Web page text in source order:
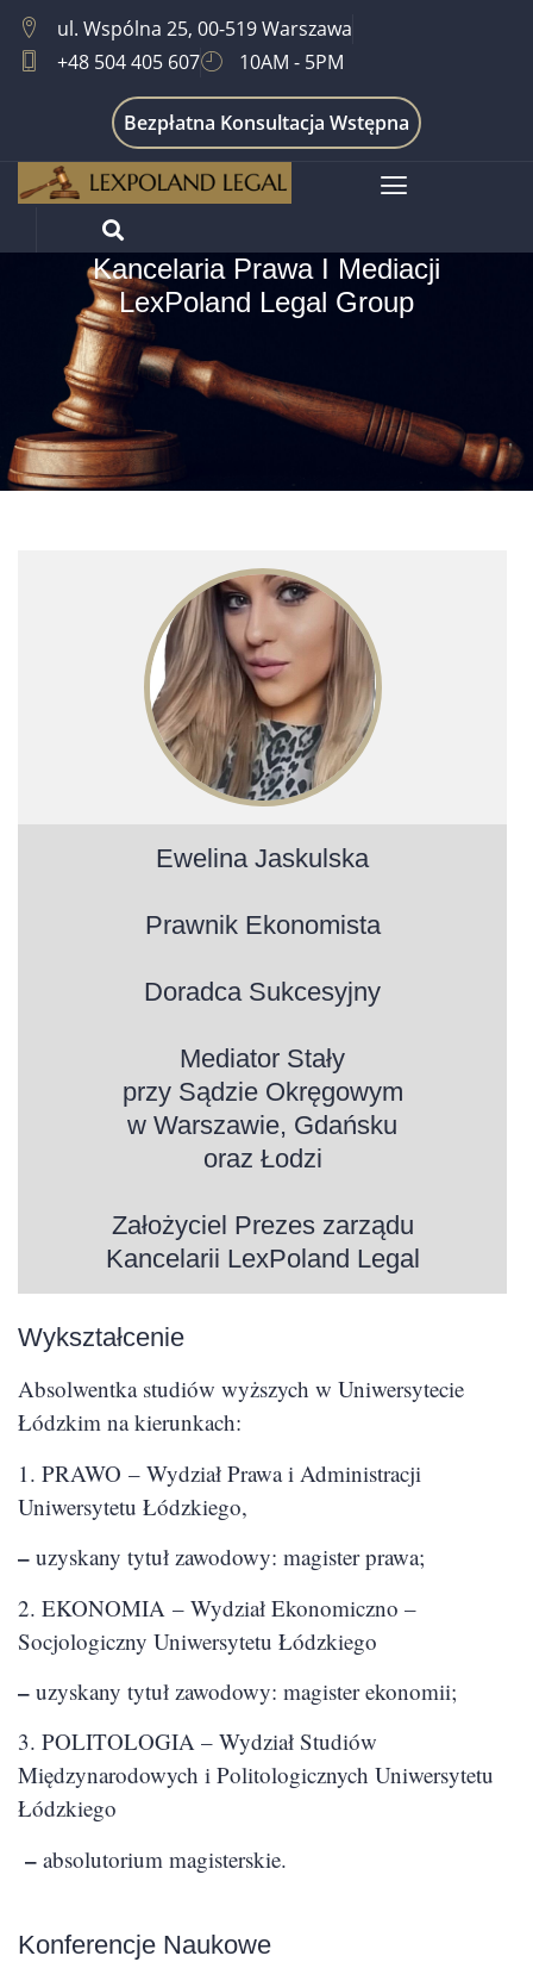
ul. Wspólna 25, 00-519 Warszawa
+48 504 405 607
10AM - 5PM
Bezpłatna Konsultacja Wstępna
Kancelaria Prawa I Mediacji
LexPoland Legal Group
Ewelina Jaskulska
Prawnik Ekonomista
Doradca Sukcesyjny
Mediator Stały
przy Sądzie Okręgowym
w Warszawie, Gdańsku
oraz Łodzi
Założyciel Prezes zarządu
Kancelarii LexPoland Legal
Wykształcenie
Absolwentka studiów wyższych w Uniwersytecie
Łódzkim na kierunkach:
1. PRAWO – Wydział Prawa i Administracji
Uniwersytetu Łódzkiego,
– uzyskany tytuł zawodowy: magister prawa;
2. EKONOMIA – Wydział Ekonomiczno –
Socjologiczny Uniwersytetu Łódzkiego
– uzyskany tytuł zawodowy: magister ekonomii;
3. POLITOLOGIA – Wydział Studiów
Międzynarodowych i Politologicznych Uniwersytetu
Łódzkiego
– absolutorium magisterskie.
Konferencje Naukowe